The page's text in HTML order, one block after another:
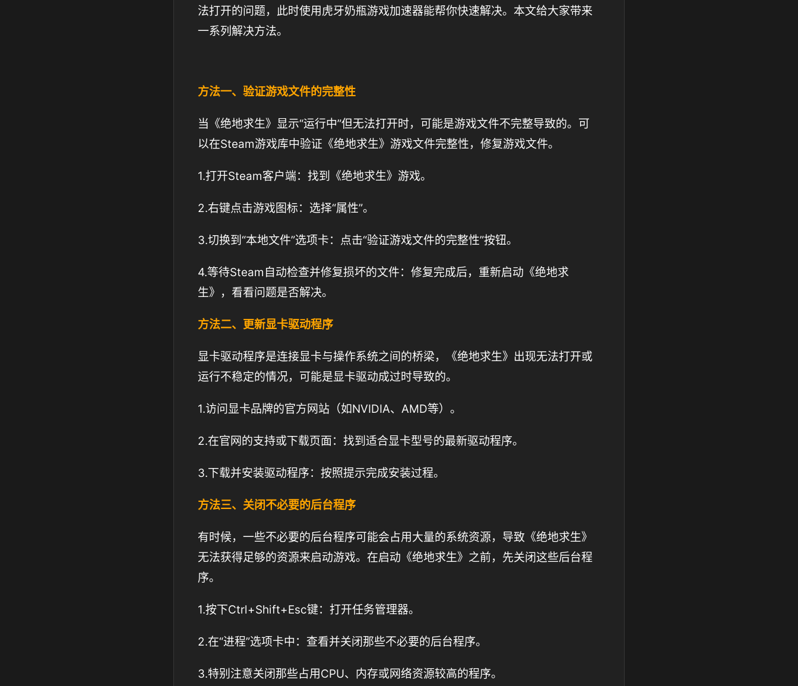
法打开的问题，此时使用虎牙奶瓶游戏加速器能帮你快速解决。本文给大家带来
一系列解决方法。
方法一、验证游戏文件的完整性
当《绝地求生》显示“运行中”但无法打开时，可能是游戏文件不完整导致的。可
以在Steam游戏库中验证《绝地求生》游戏文件完整性，修复游戏文件。
1.打开Steam客户端：找到《绝地求生》游戏。
2.右键点击游戏图标：选择“属性”。
3.切换到“本地文件”选项卡：点击“验证游戏文件的完整性”按钮。
4.等待Steam自动检查并修复损坏的文件：修复完成后，重新启动《绝地求
生》，看看问题是否解决。
方法二、更新显卡驱动程序
显卡驱动程序是连接显卡与操作系统之间的桥梁，《绝地求生》出现无法打开或
运行不稳定的情况，可能是显卡驱动成过时导致的。
1.访问显卡品牌的官方网站（如NVIDIA、AMD等）。
2.在官网的支持或下载页面：找到适合显卡型号的最新驱动程序。
3.下载并安装驱动程序：按照提示完成安装过程。
方法三、关闭不必要的后台程序
有时候，一些不必要的后台程序可能会占用大量的系统资源，导致《绝地求生》
无法获得足够的资源来启动游戏。在启动《绝地求生》之前，先关闭这些后台程
序。
1.按下Ctrl+Shift+Esc键：打开任务管理器。
2.在“进程”选项卡中：查看并关闭那些不必要的后台程序。
3.特别注意关闭那些占用CPU、内存或网络资源较高的程序。